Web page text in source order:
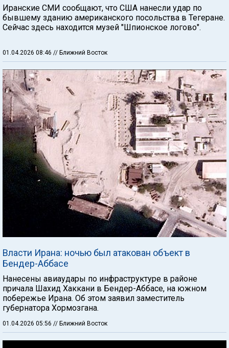
Иранские СМИ сообщают, что США нанесли удар по
бывшему зданию американского посольства в Тегеране.
Сейчас здесь находится музей "Шпионское логово".
01.04.2026 08:46 // Ближний Восток
Власти Ирана: ночью был атакован объект в
Бендер-Аббасе
Нанесены авиаудары по инфраструктуре в районе
причала Шахид Хаккани в Бендер-Аббасе, на южном
побережье Ирана. Об этом заявил заместитель
губернатора Хормозгана.
01.04.2026 05:56 // Ближний Восток